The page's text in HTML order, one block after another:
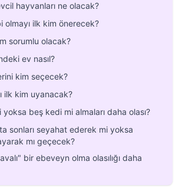
hayvanları ne olacak?
olmayı ilk kim önerecek?
sorumlu olacak?
ev nasıl?
kim seçecek?
ilk kim uyanacak?
beş kedi mi almaları daha olası?
sonları seyahat ederek mi yoksa
mı geçecek?
bir ebeveyn olma olasılığı daha